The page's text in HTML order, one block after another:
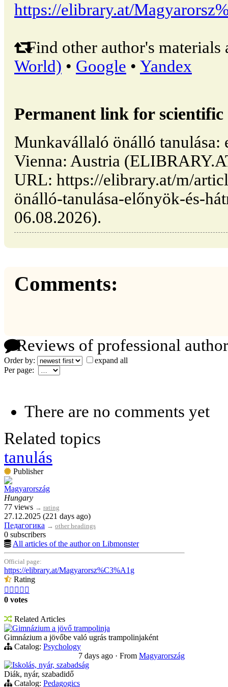
https://elibrary.at/
Find other author's materials
World) • Google • Yandex
Permanent link for
Munkavállaló önálló tanulása:
Vienna: Austria
URL: https://elibrary.at/m/
önálló-tanulása-előnyök-és-
06.08.2026).
Comments:
Reviews of professional
Order by:
expand all
Per page:
There are no comments yet
Related topics
tanulás
Publisher
Magyarország
Hungary
77 views → rating
27.12.2025 (221 days ago)
Педагогика → other headings
0 subscribers
All articles of the author on Libmonster
Official page:
https://elibrary.at/Magyarorsz%C3%A1g
Rating
    
0 votes
Related Articles
Gimnázium a jövő trampolinja
Gimnázium a jövőbe való ugrás trampolinjaként
Catalog: Psychology
7 days ago · From Magyarország
Iskolás, nyár, szabadság
Diák, nyár, szabadidő
Catalog: Pedagogics